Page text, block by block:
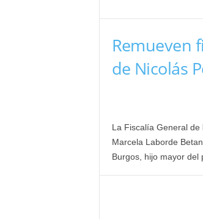
Remueven
de Nicolás
La Fiscalía General
Marcela Laborde
Burgos, hijo mayor del